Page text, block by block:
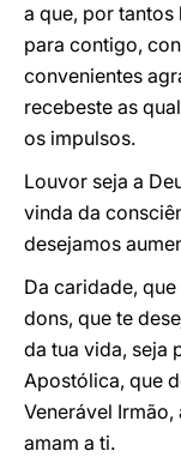
a que, por
para contigo,
convenientes
recebeste as
os impulsos.
Louvor seja a
vinda da
desejamos
Da caridade,
dons, que te
da tua vida, seja
Apostólica, que
Venerável
amam a ti.